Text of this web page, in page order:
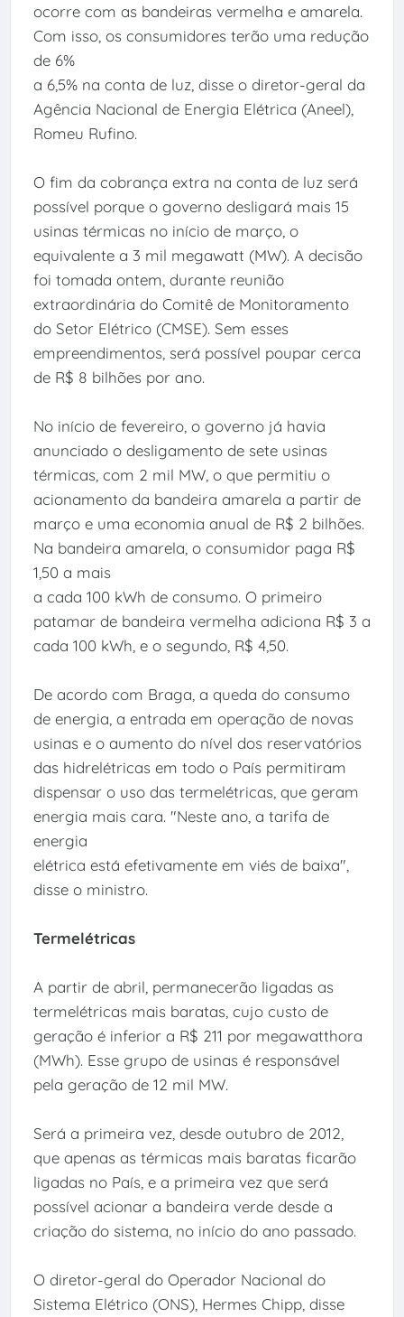
ocorre com as bandeiras vermelha e amarela.
Com isso, os consumidores terão uma redução
de 6%
a 6,5% na conta de luz, disse o diretor-geral da
Agência Nacional de Energia Elétrica (Aneel),
Romeu Rufino.
O fim da cobrança extra na conta de luz será
possível porque o governo desligará mais 15
usinas térmicas no início de março, o
equivalente a 3 mil megawatt (MW). A decisão
foi tomada ontem, durante reunião
extraordinária do Comitê de Monitoramento
do Setor Elétrico (CMSE). Sem esses
empreendimentos, será possível poupar cerca
de R$ 8 bilhões por ano.
No início de fevereiro, o governo já havia
anunciado o desligamento de sete usinas
térmicas, com 2 mil MW, o que permitiu o
acionamento da bandeira amarela a partir de
março e uma economia anual de R$ 2 bilhões.
Na bandeira amarela, o consumidor paga R$
1,50 a mais
a cada 100 kWh de consumo. O primeiro
patamar de bandeira vermelha adiciona R$ 3 a
cada 100 kWh, e o segundo, R$ 4,50.
De acordo com Braga, a queda do consumo
de energia, a entrada em operação de novas
usinas e o aumento do nível dos reservatórios
das hidrelétricas em todo o País permitiram
dispensar o uso das termelétricas, que geram
energia mais cara. "Neste ano, a tarifa de
energia
elétrica está efetivamente em viés de baixa",
disse o ministro.
Termelétricas
A partir de abril, permanecerão ligadas as
termelétricas mais baratas, cujo custo de
geração é inferior a R$ 211 por megawatthora
(MWh). Esse grupo de usinas é responsável
pela geração de 12 mil MW.
Será a primeira vez, desde outubro de 2012,
que apenas as térmicas mais baratas ficarão
ligadas no País, e a primeira vez que será
possível acionar a bandeira verde desde a
criação do sistema, no início do ano passado.
O diretor-geral do Operador Nacional do
Sistema Elétrico (ONS), Hermes Chipp, disse